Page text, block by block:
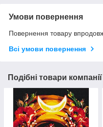
Умови повернення
Повернення товару
Всі умови повернення
Подібні товари компанії